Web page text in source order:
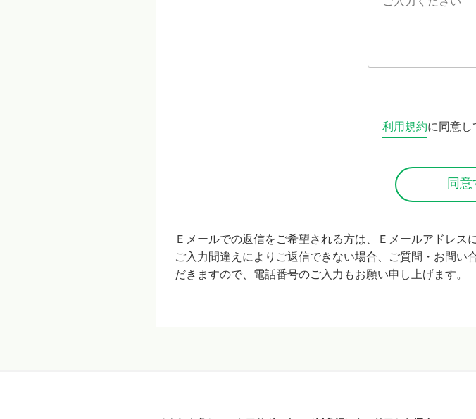
利用規約に同意し
Ｅメールでの返信をご希望される方は、Ｅメールアドレス
ご入力間違えによりご返信できない場合、ご質問・お問
だきますので、電話番号のご入力もお願い申し上げます。